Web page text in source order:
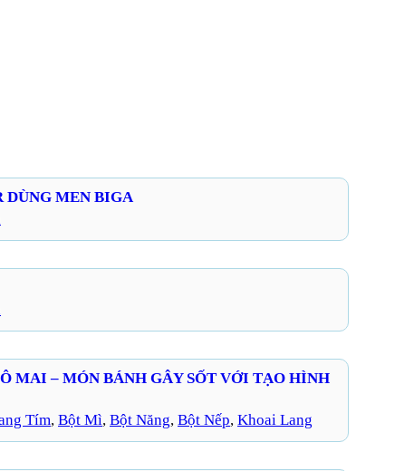
DÙNG MEN BIGA
MAI – MÓN BÁNH GÂY SỐT VỚI TẠO HÌNH
Tím, Bột Mì, Bột Năng, Bột Nếp, Khoai Lang